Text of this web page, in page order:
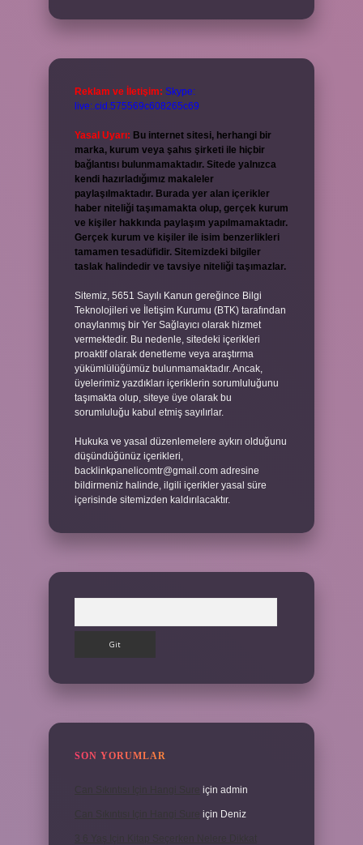
Reklam ve İletişim: Skype:
live:.cid.575569c608265c69
Yasal Uyarı: Bu internet sitesi, herhangi bir
marka, kurum veya şahıs şirketi ile hiçbir
bağlantısı bulunmamaktadır. Sitede yalnızca
kendi hazırladığımız makaleler
paylaşılmaktadır. Burada yer alan içerikler
haber niteliği taşımamakta olup, gerçek kurum
ve kişiler hakkında paylaşım yapılmamaktadır.
Gerçek kurum ve kişiler ile isim benzerlikleri
tamamen tesadüfidir. Sitemizdeki bilgiler
taslak halindedir ve tavsiye niteliği taşımazlar.
Sitemiz, 5651 Sayılı Kanun gereğince Bilgi
Teknolojileri ve İletişim Kurumu (BTK) tarafından
onaylanmış bir Yer Sağlayıcı olarak hizmet
vermektedir. Bu nedenle, sitedeki içerikleri
proaktif olarak denetleme veya araştırma
yükümlülüğümüz bulunmamaktadır. Ancak,
üyelerimiz yazdıkları içeriklerin sorumluluğunu
taşımakta olup, siteye üye olarak bu
sorumluluğu kabul etmiş sayılırlar.
Hukuka ve yasal düzenlemelere aykırı olduğunu
düşündüğünüz içerikleri,
backlinkpanelicomtr@gmail.com adresine
bildirmeniz halinde, ilgili içerikler yasal süre
içerisinde sitemizden kaldırılacaktır.
SON YORUMLAR
için admin
için Deniz